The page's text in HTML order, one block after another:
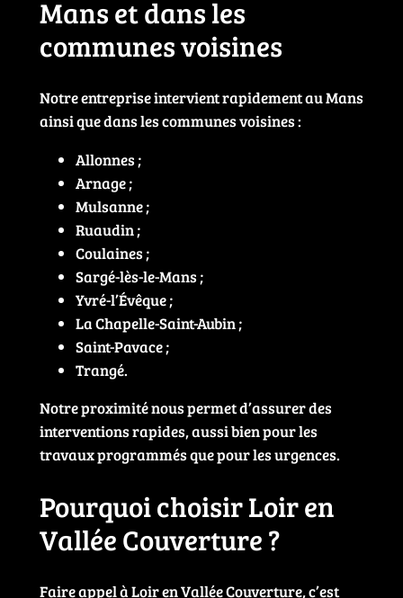
Mans et dans les
communes voisines
Notre entreprise intervient rapidement au Mans
ainsi que dans les communes voisines :
Allonnes ;
Arnage ;
Mulsanne ;
Ruaudin ;
Coulaines ;
Sargé-lès-le-Mans ;
Yvré-l’Évêque ;
La Chapelle-Saint-Aubin ;
Saint-Pavace ;
Trangé.
Notre proximité nous permet d’assurer des
interventions rapides, aussi bien pour les
travaux programmés que pour les urgences.
Pourquoi choisir Loir en
Vallée Couverture ?
Faire appel à Loir en Vallée Couverture, c’est